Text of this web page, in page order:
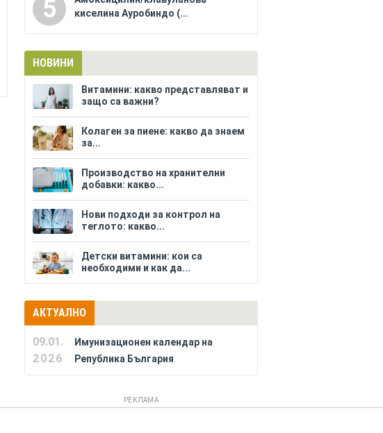
5
киселина Ауробиндо (...
НОВИНИ
Витамини: какво представляват и
защо са важни?
Колаген за пиене: какво да знаем
за...
Производство на хранителни
добавки: какво...
Нови подходи за контрол на
теглото: какво...
Детски витамини: кои са
необходими и как да...
АКТУАЛНО
09.01.
2026
Имунизационен календар на
Република България
РЕКЛАМА